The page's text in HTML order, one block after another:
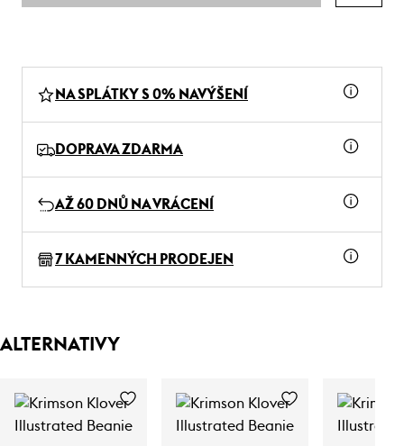
NA SPLÁTKY S 0% NAVÝŠENÍ
DOPRAVA ZDARMA
AŽ 60 DNŮ NA VRÁCENÍ
7 KAMENNÝCH PRODEJEN
ALTERNATIVY